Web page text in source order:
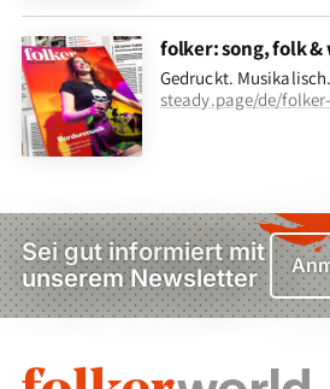
folker: song, folk &
Gedruckt.
steady.page/de/
Sei gut informiert mit
unserem Newsletter